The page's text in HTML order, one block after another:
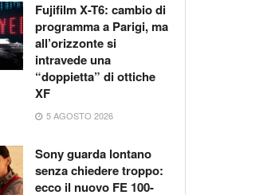
Fujifilm X-T6: cambio di
programma a Parigi, ma
all’orizzonte si
intravede una
“doppietta” di ottiche
XF
5 AGOSTO 2026
Sony guarda lontano
senza chiedere troppo:
ecco il nuovo FE 100-